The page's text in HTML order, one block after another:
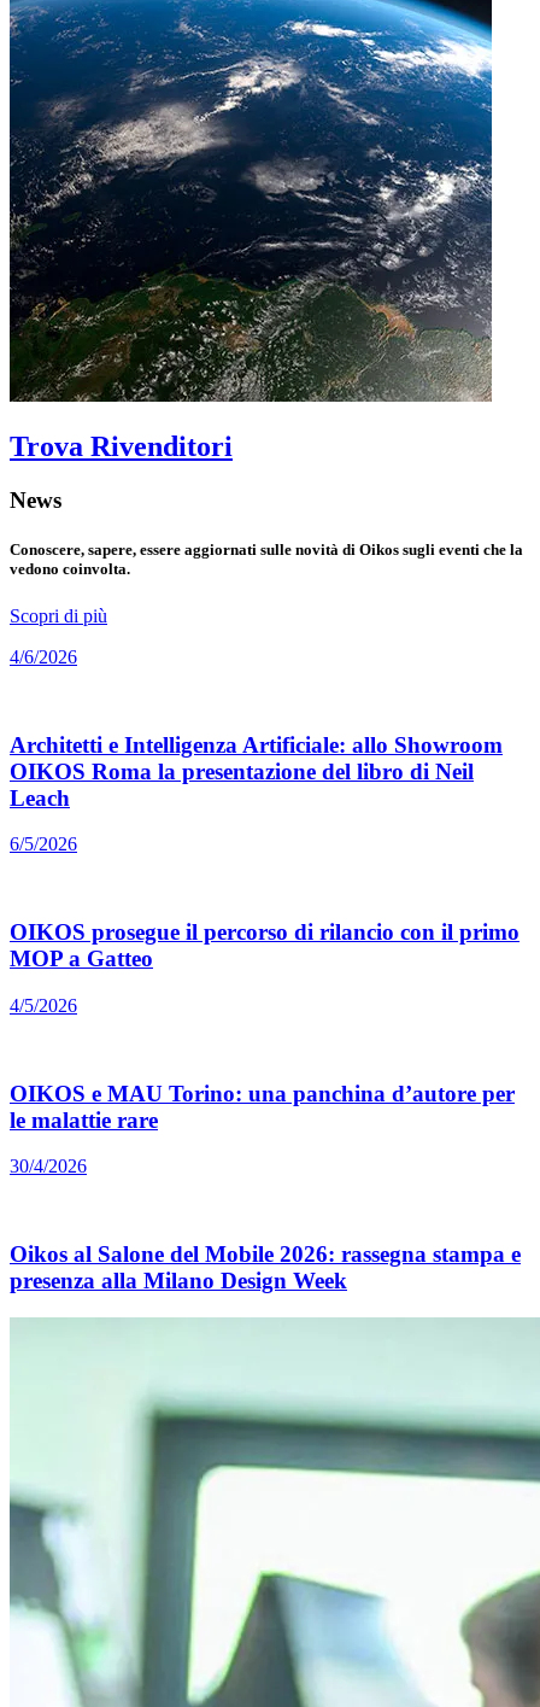
Trova Rivenditori
News
Conoscere, sapere, essere aggiornati sulle novità di Oikos sugli eventi che la
vedono coinvolta.
Scopri di più
4/6/2026
Architetti e Intelligenza Artificiale: allo Showroom
OIKOS Roma la presentazione del libro di Neil
Leach
6/5/2026
OIKOS prosegue il percorso di rilancio con il primo
MOP a Gatteo
4/5/2026
OIKOS e MAU Torino: una panchina d’autore per
le malattie rare
30/4/2026
Oikos al Salone del Mobile 2026: rassegna stampa e
presenza alla Milano Design Week